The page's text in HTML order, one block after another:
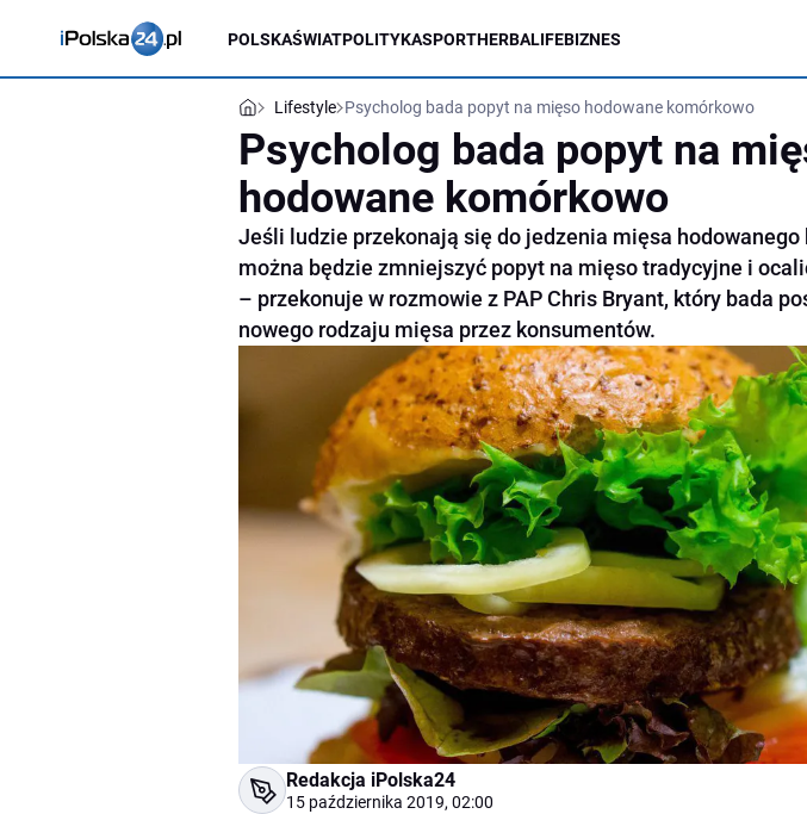
POLSKAŚWIATPOLITYKASPORTHERBALIFEBIZNES
Lifestyle Psycholog bada popyt na mięso hodowane komórkowo
Psycholog bada popyt na
hodowane komórkowo
Jeśli ludzie przekonają się do jedzenia mięsa hodowanego
można będzie zmniejszyć popyt na mięso tradycyjne i
– przekonuje w rozmowie z PAP Chris Bryant, który bada
nowego rodzaju mięsa przez konsumentów.
Redakcja iPolska24
15 października 2019, 02:00